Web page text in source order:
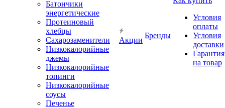
Батончики
энергетические
Протеиновый
хлебцы
Сахарозаменители
Низкокалорийные
джемы
Низкокалорийные
топинги
Низкокалорийные
соусы
Печенье
Акции
Бренды
Условия
оплаты
Условия
доставки
Гарантия
на товар